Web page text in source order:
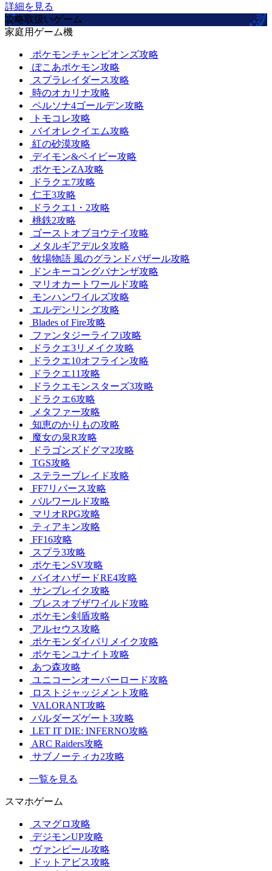
詳細を見る
攻略取扱いゲーム
家庭用ゲーム機
ポケモンチャンピオンズ攻略
ぽこあポケモン攻略
スプラレイダース攻略
時のオカリナ攻略
ペルソナ4ゴールデン攻略
トモコレ攻略
バイオレクイエム攻略
紅の砂漠攻略
デイモン&ベイビー攻略
ポケモンZA攻略
ドラクエ7攻略
仁王3攻略
ドラクエ1・2攻略
桃鉄2攻略
ゴーストオブヨウテイ攻略
メタルギアデルタ攻略
牧場物語 風のグランドバザール攻略
ドンキーコングバナンザ攻略
マリオカートワールド攻略
モンハンワイルズ攻略
エルデンリング攻略
Blades of Fire攻略
ファンタジーライフi攻略
ドラクエ3リメイク攻略
ドラクエ10オフライン攻略
ドラクエ11攻略
ドラクエモンスターズ3攻略
ドラクエ6攻略
メタファー攻略
知恵のかりもの攻略
魔女の泉R攻略
ドラゴンズドグマ2攻略
TGS攻略
ステラーブレイド攻略
FF7リバース攻略
パルワールド攻略
マリオRPG攻略
ティアキン攻略
FF16攻略
スプラ3攻略
ポケモンSV攻略
バイオハザードRE4攻略
サンブレイク攻略
ブレスオブザワイルド攻略
ポケモン剣盾攻略
アルセウス攻略
ポケモンダイパリメイク攻略
ポケモンユナイト攻略
あつ森攻略
ユニコーンオーバーロード攻略
ロストジャッジメント攻略
VALORANT攻略
バルダーズゲート3攻略
LET IT DIE: INFERNO攻略
ARC Raiders攻略
サブノーティカ2攻略
一覧を見る
スマホゲーム
スマグロ攻略
デジモンUP攻略
ヴァンピール攻略
ドットアビス攻略